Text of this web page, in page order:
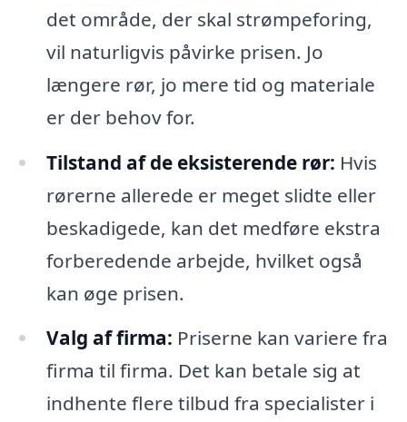
det område, der skal strømpeforing,
vil naturligvis påvirke prisen. Jo
længere rør, jo mere tid og materiale
er der behov for.
Tilstand af de eksisterende rør: Hvis
rørerne allerede er meget slidte eller
beskadigede, kan det medføre ekstra
forberedende arbejde, hvilket også
kan øge prisen.
Valg af firma: Priserne kan variere fra
firma til firma. Det kan betale sig at
indhente flere tilbud fra specialister i